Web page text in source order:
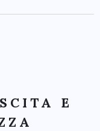
E